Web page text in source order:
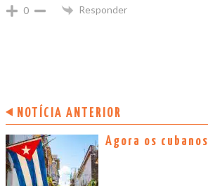
0 Responder
NOTÍCIA ANTERIOR
Agora os cubanos